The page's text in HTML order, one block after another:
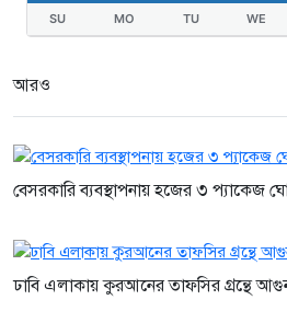
SU MO TU WE
আরও
বেসরকারি ব্যবস্থাপনায় হজের ৩ প্যাকেজ
ঢাবি এলাকায় কুরআনের তাফসির গ্রন্থে আগুন,